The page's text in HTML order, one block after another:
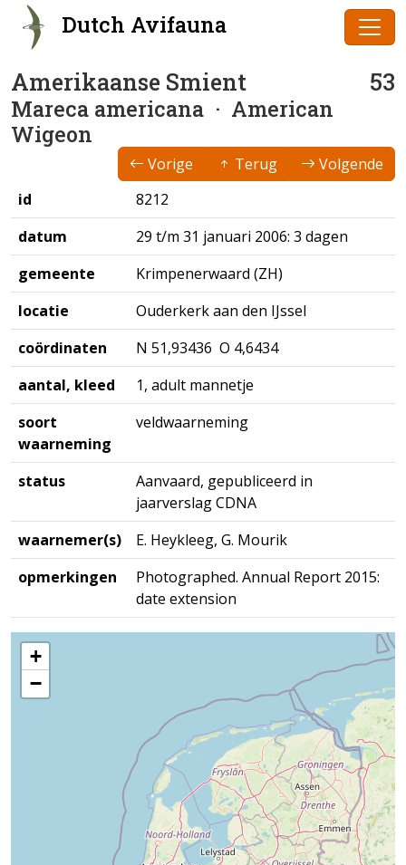
Dutch Avifauna
Amerikaanse Smient 53
Mareca americana · American
Wigeon
Vorige Terug
Volgende
id
8212
datum
29 t/m 31 januari 2006: 3 dagen
gemeente
Krimpenerwaard (ZH)
locatie
Ouderkerk aan den IJssel
coördinaten
N 51,93436 O 4,6434
aantal, kleed
1, adult mannetje
soort
waarneming
veldwaarneming
status
Aanvaard, gepubliceerd in
jaarverslag CDNA
waarnemer(s)
E. Heykleeg, G. Mourik
opmerkingen
Photographed. Annual Report 2015:
date extension
+
−